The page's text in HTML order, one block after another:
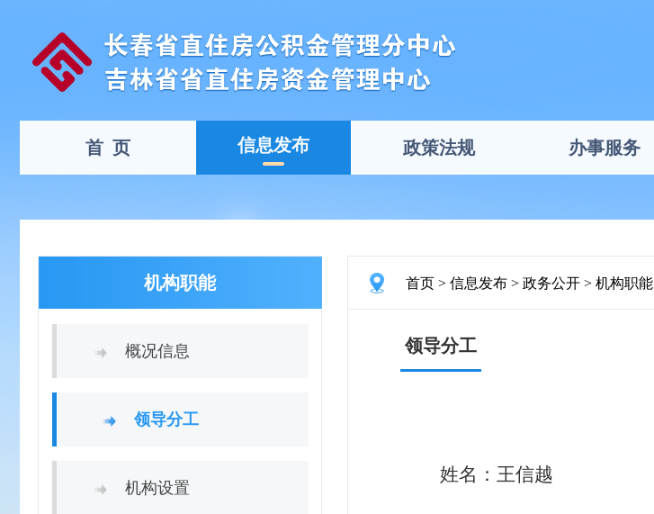
首 页 信息发布 政策法规 办事服务
机构职能
概况信息
领导分工
机构设置
首页 信息发布 政务公开 机构职能
领导分工
姓名：王信越